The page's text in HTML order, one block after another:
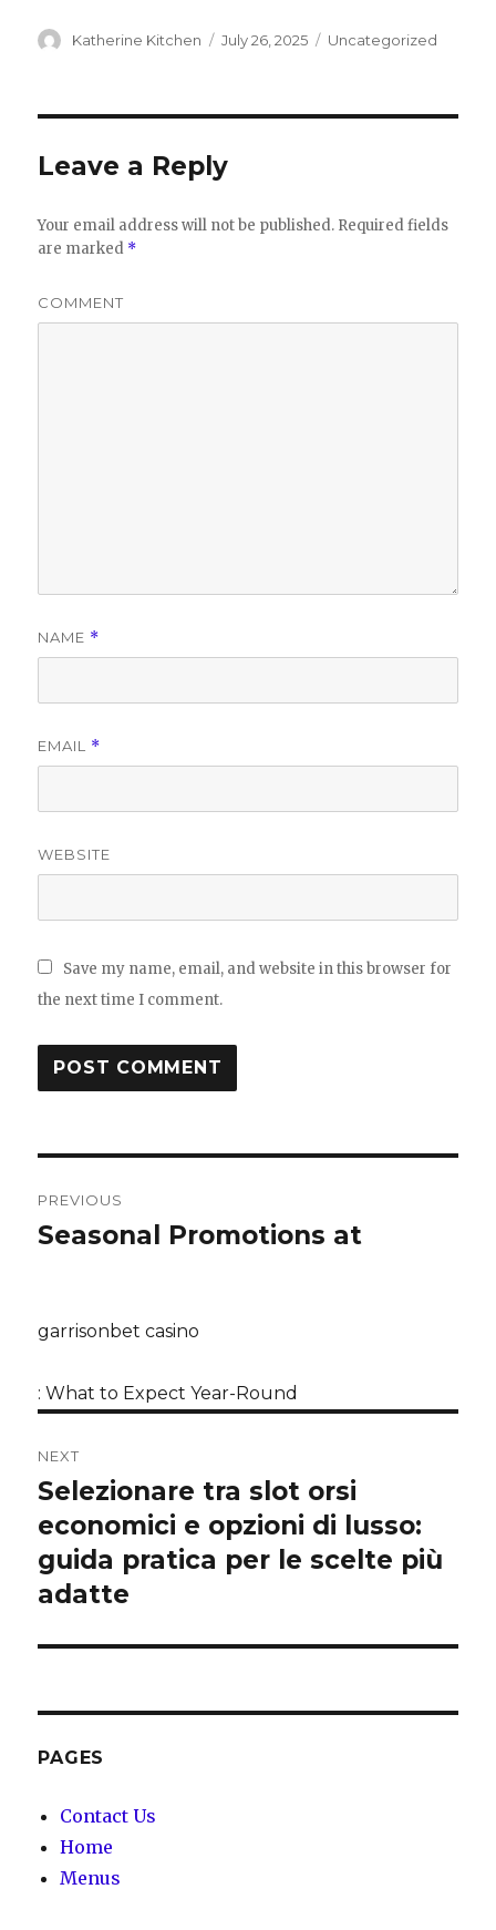
Author
Katherine Kitchen
Posted
July 26, 2025 Categories
Uncategorized
Leave a Reply
Your email address will not be published. Required fields
are marked *
COMMENT
NAME *
EMAIL *
WEBSITE
Save my name, email, and website in this browser for
the next time I comment.
navigation
PREVIOUS
Previous
Seasonal Promotions at
garrisonbet casino
: What to Expect Year-Round
NEXT
Next
post:
Selezionare tra slot orsi
economici e opzioni di lusso:
guida pratica per le scelte più
adatte
PAGES
Contact Us
Home
Menus